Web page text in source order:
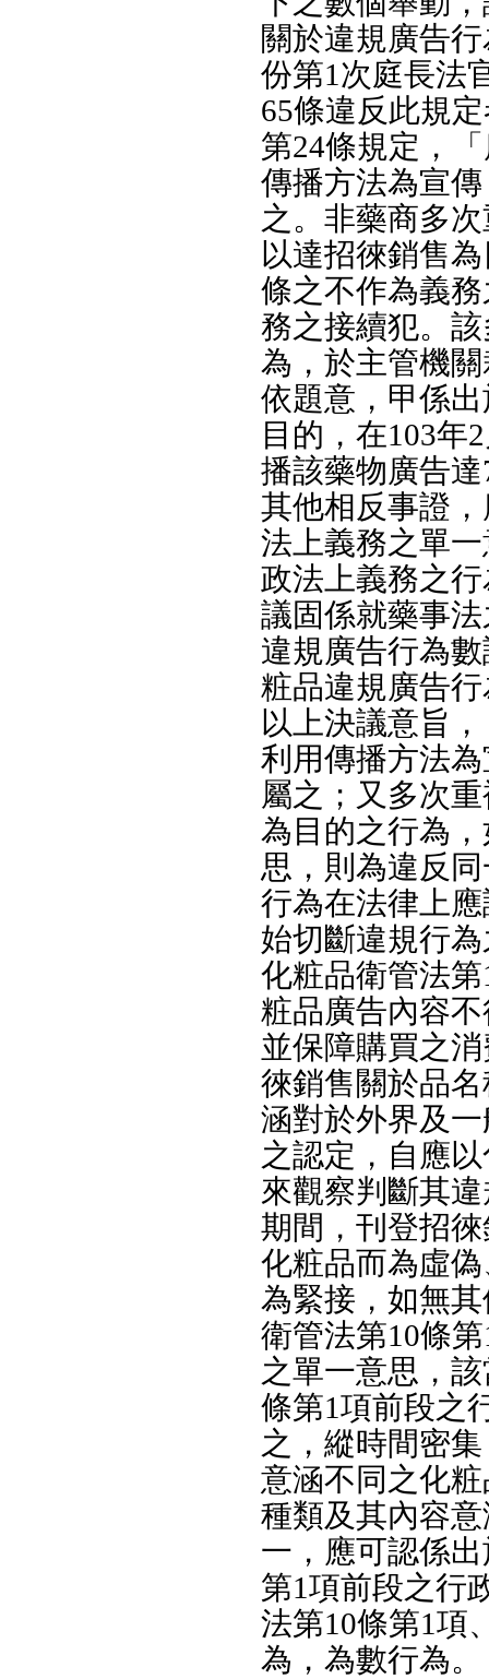
關於違規廣告
份第1次庭長法
65條違反此規
第24條規定，
傳播方法為宣
之。非藥商多
以達招徠銷售
條之不作為義
務之接續犯。
為，於主管機
依題意，甲係
目的，在103年
播該藥物廣告
其他相反事證
法上義務之單
政法上義務之
議固係就藥事
違規廣告行為
粧品違規廣告
以上決議意旨
利用傳播方法
屬之；又多次
為目的之行為
思，則為違反
行為在法律上
始切斷違規行
化粧品衛管法
粧品廣告內容
並保障購買之
徠銷售關於品
涵對於外界及
之認定，自應
來觀察判斷其
期間，刊登招
化粧品而為虛
為緊接，如無
衛管法第10條
之單一意思，
條第1項前段之
之，縱時間密
意涵不同之化
種類及其內容
一，應可認係
第1項前段之行
法第10條第1項
為，為數行為。